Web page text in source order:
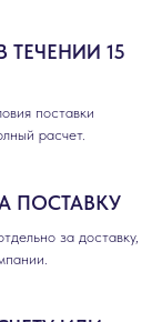
15
поставки
расчет.
ПОСТАВКУ
за доставку,